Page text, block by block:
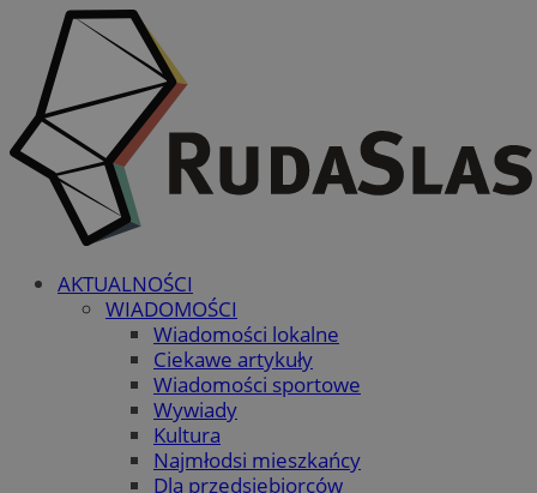
AKTUALNOŚCI
WIADOMOŚCI
Wiadomości lokalne
Ciekawe artykuły
Wiadomości sportowe
Wywiady
Kultura
Najmłodsi mieszkańcy
Dla przedsiębiorców